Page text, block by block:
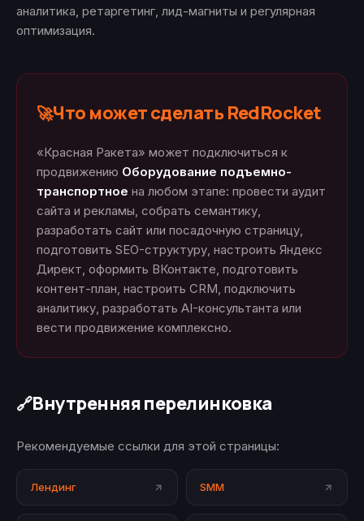
аналитика, ретаргетинг, лид-магниты и регулярная
оптимизация.
🚀Что может сделать RedRocket
«Красная Ракета» может подключиться к
продвижению Оборудование подъемно-
транспортное на любом этапе: провести аудит
сайта и рекламы, собрать семантику,
разработать сайт или посадочную страницу,
подготовить SEO-структуру, настроить Яндекс
Директ, оформить ВКонтакте, подготовить
контент-план, настроить CRM, подключить
аналитику, разработать AI-консультанта или
вести продвижение комплексно.
🔗Внутренняя перелинковка
Рекомендуемые ссылки для этой страницы:
Лендинг SMM